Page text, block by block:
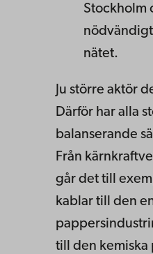
Stockholm
nätet.
Ju större aktör
Därför har alla
balanserande
Från
går det till
kablar till den
till den kemiska